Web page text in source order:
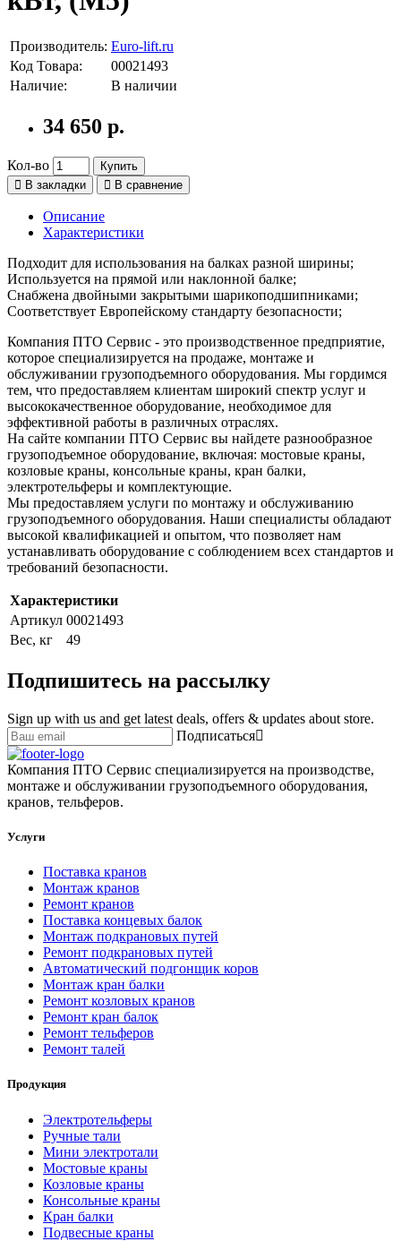
Производитель: Euro-lift.ru
Код Товара:
00021493
Наличие:
В наличии
34 650 р.
Кол-во
Купить
В закладки
В сравнение
Описание
Характеристики
Подходит для использования на балках разной ширины;
Используется на прямой или наклонной балке;
Снабжена двойными закрытыми шарикоподшипниками;
Соответствует Европейскому стандарту безопасности;
Компания ПТО Сервис - это производственное предприятие,
которое специализируется на продаже, монтаже и
обслуживании грузоподъемного оборудования. Мы гордимся
тем, что предоставляем клиентам широкий спектр услуг и
высококачественное оборудование, необходимое для
эффективной работы в различных отраслях.
На сайте компании ПТО Сервис вы найдете разнообразное
грузоподъемное оборудование, включая: мостовые краны,
козловые краны, консольные краны, кран балки,
электротельферы и комплектующие.
Мы предоставляем услуги по монтажу и обслуживанию
грузоподъемного оборудования. Наши специалисты обладают
высокой квалификацией и опытом, что позволяет нам
устанавливать оборудование с соблюдением всех стандартов и
требований безопасности.
Характеристики
Артикул 00021493
Вес, кг
49
Подпишитесь на рассылку
Sign up with us and get latest deals, offers & updates about store.
Подписаться
Компания ПТО Сервис специализируется на производстве,
монтаже и обслуживании грузоподъемного оборудования,
кранов, тельферов.
Услуги
Поставка кранов
Монтаж кранов
Ремонт кранов
Поставка концевых балок
Монтаж подкрановых путей
Ремонт подкрановых путей
Автоматический подгонщик коров
Монтаж кран балки
Ремонт козловых кранов
Ремонт кран балок
Ремонт тельферов
Ремонт талей
Продукция
Электротельферы
Ручные тали
Мини электротали
Мостовые краны
Козловые краны
Консольные краны
Кран балки
Подвесные краны